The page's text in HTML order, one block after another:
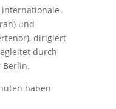
internationale
und
dirigiert
durch
Berlin.
haben